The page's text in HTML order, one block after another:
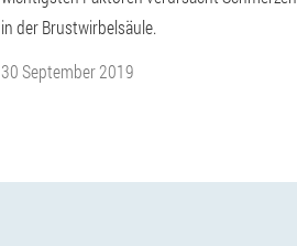
in der Brustwirbelsäule.
30 September 2019